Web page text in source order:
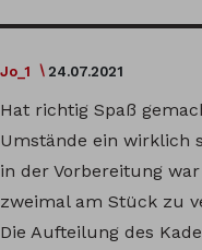
Jo_1 24.07.2021
Hat richtig Spaß
Umstände ein wirklich
in der Vorbereitung
zweimal am Stück zu
Die Aufteilung des